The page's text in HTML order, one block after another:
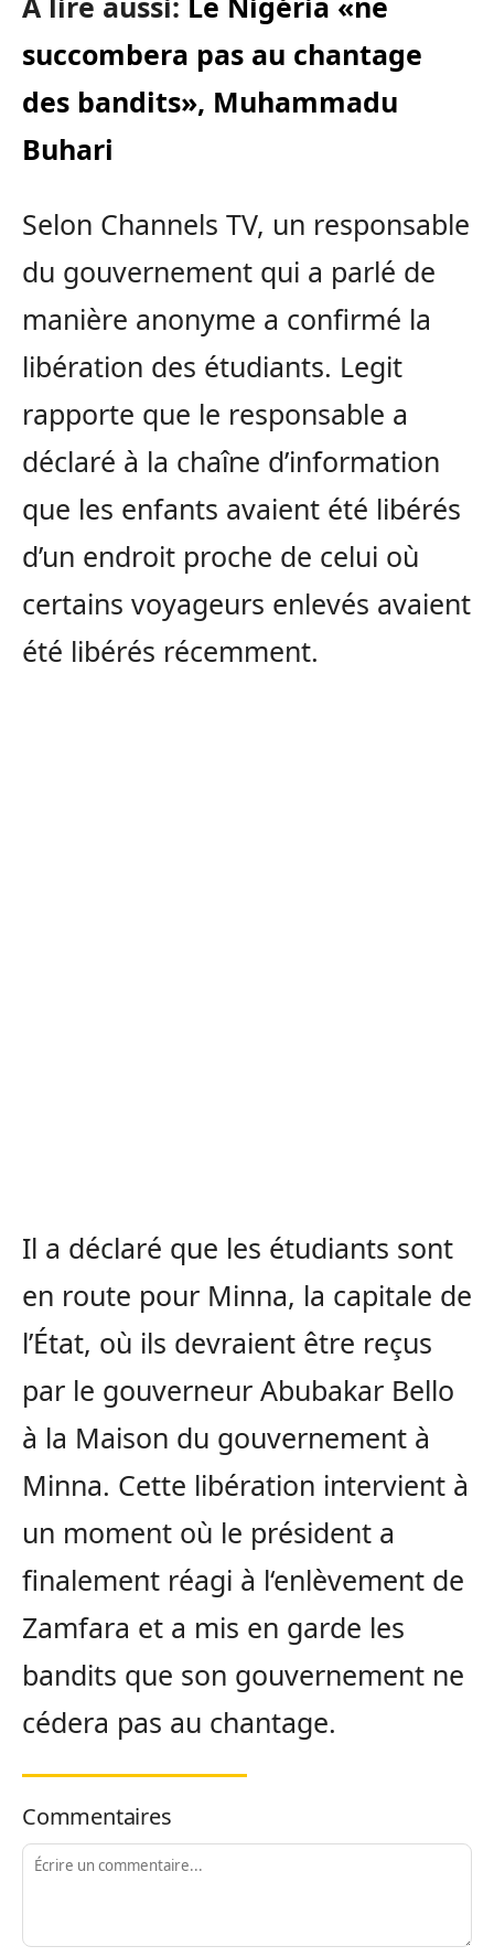
succombera pas au chantage
des bandits», Muhammadu
Buhari
Selon Channels TV, un responsable
du gouvernement qui a parlé de
manière anonyme a confirmé la
libération des étudiants. Legit
rapporte que le responsable a
déclaré à la chaîne d’information
que les enfants avaient été libérés
d’un endroit proche de celui où
certains voyageurs enlevés avaient
été libérés récemment.
Il a déclaré que les étudiants sont
en route pour Minna, la capitale de
l’État, où ils devraient être reçus
par le gouverneur Abubakar Bello
à la Maison du gouvernement à
Minna. Cette libération intervient à
un moment où le président a
finalement réagi à l‘enlèvement de
Zamfara et a mis en garde les
bandits que son gouvernement ne
cédera pas au chantage.
Commentaires